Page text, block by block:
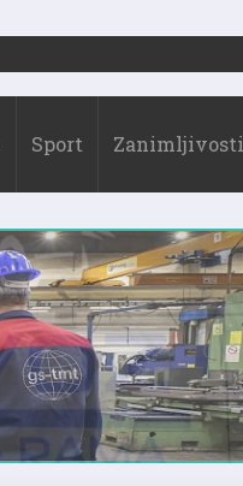
Sport Zanimljivosti